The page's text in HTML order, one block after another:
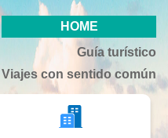
HOME
Guía turístico
Viajes con sentido común